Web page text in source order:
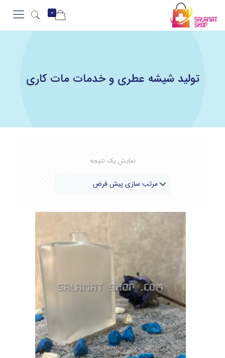
0
تولید شیشه عطری و خدمات مات کاری
نمایش یک نتیجه